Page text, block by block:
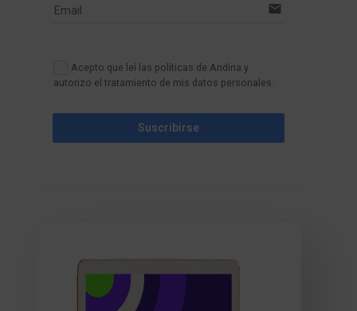
Email email
Acepto que leí las políticas de Andina y
autorizo el tratamiento de mis datos personales.
Suscribirse